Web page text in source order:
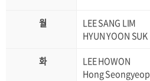
LEE SANG LIM
HYUN YOON SUK
LEE HOWON
Hong Seongyeop